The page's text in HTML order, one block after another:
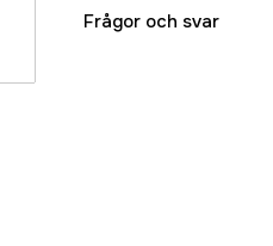
Referensnummer
Frågor och svar